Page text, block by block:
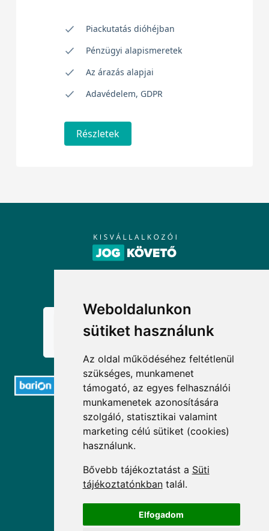
Weboldalunkon
sütiket használunk
Az oldal működéséhez feltétlenül
szükséges, munkamenet
támogató, az egyes felhasználói
munkamenetek azonosítására
szolgáló, statisztikai valamint
marketing célú sütiket (cookies)
használunk.
Bővebb tájékoztatást a Süti
tájékoztatónkbantalál.
Elfogadom
Piackutatás dióhéjban
Pénzügyi alapismeretek
Az árazás alapjai
Adavédelem, GDPR
Részletek
ELÉRHETŐSÉGEK
+36 1 880 7600
info@mprx.hu